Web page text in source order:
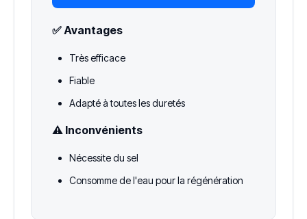
✅ Avantages
Très efficace
Fiable
Adapté à toutes les duretés
⚠️ Inconvénients
Nécessite du sel
Consomme de l'eau pour la régénération